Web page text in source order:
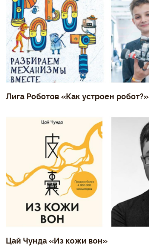
Лига Роботов «Как устроен робот?»
Цай Чунда «Из кожи вон»